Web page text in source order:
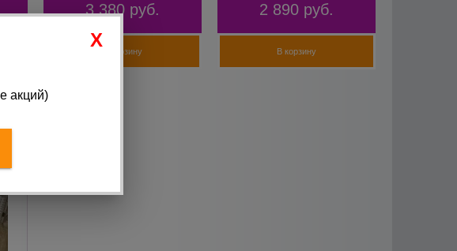
3 380 руб.
В корзину
2 890 руб.
В корзину
акций)